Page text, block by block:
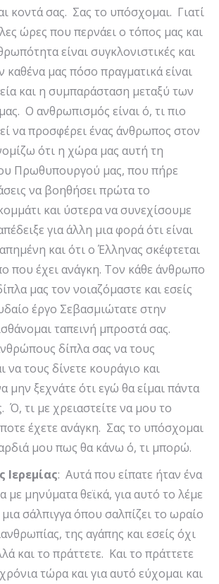
κοντά σας. Σας το υπόσχομαι. Γιατί
ώρες που περνάει ο τόπος μας και
είναι συγκλονιστικές και
καθένα μας πόσο πραγματικά είναι
και η συμπαράσταση μεταξύ των
Ο ανθρωπισμός είναι ό, τι πιο
να προσφέρει ένας άνθρωπος στον
ότι η χώρα μας αυτή τη
Πρωθυπουργού μας, που πήρε
να βοηθήσει πρώτα το
και ύστερα να συνεχίσουμε
για άλλη μια φορά ότι είναι
και ότι ο Έλληνας σκέφτεται
που έχει ανάγκη. Τον κάθε άνθρωπο
μας τον νοιαζόμαστε και εσείς
έργο Σεβασμιώτατε στην
ταπεινή μπροστά σας.
δίπλα σας να τους
να τους δίνετε κουράγιο και
μην ξεχνάτε ότι εγώ θα είμαι πάντα
Ό, τι με χρειαστείτε να μου το
έχετε ανάγκη. Σας το υπόσχομαι
μου πως θα κάνω ό, τι μπορώ.
: Αυτά που είπατε ήταν ένα
με μηνύματα θεϊκά, για αυτό το λέμε
σάλπιγγα όπου σαλπίζει το ωραίο
της αγάπης και εσείς όχι
και το πράττετε. Και το πράττετε
τώρα και για αυτό εύχομαι και